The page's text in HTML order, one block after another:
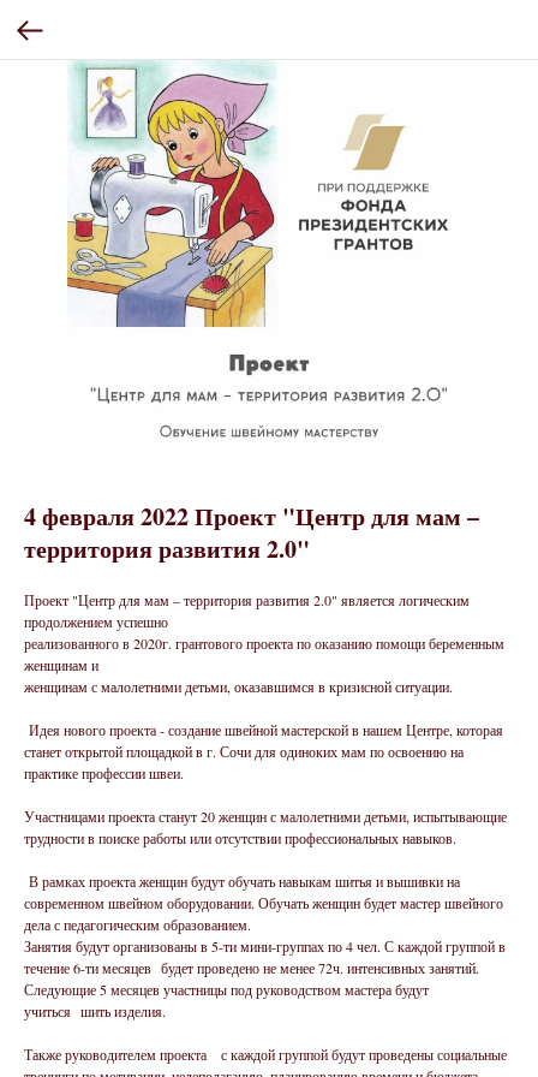
4 февраля 2022 Проект "Центр для мам –
территория развития 2.0"
Проект "Центр для мам – территория развития 2.0" является логическим
продолжением успешно
реализованного в 2020г. грантового проекта по оказанию помощи беременным
женщинам и
женщинам с малолетними детьми, оказавшимся в кризисной ситуации.
Идея нового проекта - создание швейной мастерской в нашем Центре, которая
станет открытой площадкой в г. Сочи для одиноких мам по освоению на
практике профессии швеи.
Участницами проекта станут 20 женщин с малолетними детьми, испытывающие
трудности в поиске работы или отсутствии профессиональных навыков.
В рамках проекта женщин будут обучать навыкам шитья и вышивки на
современном швейном оборудовании. Обучать женщин будет мастер швейного
дела с педагогическим образованием.
Занятия будут организованы в 5-ти мини-группах по 4 чел. С каждой группой в
течение 6-ти месяцев будет проведено не менее 72ч. интенсивных занятий.
Следующие 5 месяцев участницы под руководством мастера будут
учиться шить изделия.
Также руководителем проекта с каждой группой будут проведены социальные